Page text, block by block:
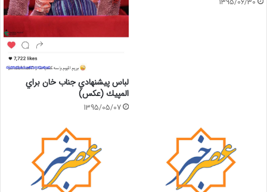
1395/06/30
لباس پيشنهادي جناب خان براي
المپيك (عكس)
1395/05/07